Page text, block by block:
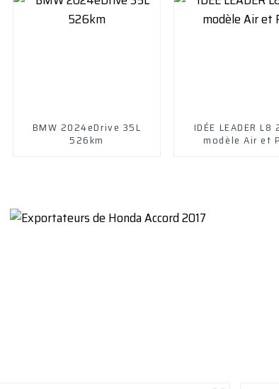
BMW 2024eDrive 35L
526km
IDÉE LEADER L8
modèle Air et